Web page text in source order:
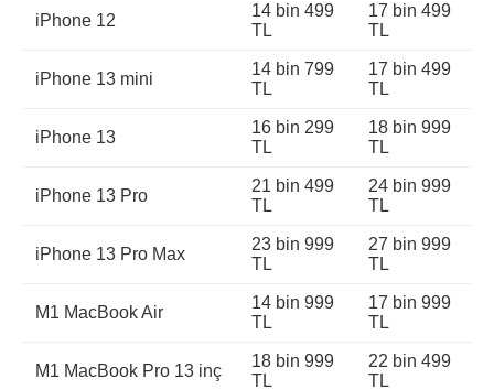
iPhone 12
14 bin 499
TL
17 bin 499
TL
iPhone 13 mini
14 bin 799
TL
17 bin 499
TL
iPhone 13
16 bin 299
TL
18 bin 999
TL
iPhone 13 Pro
21 bin 499
TL
24 bin 999
TL
iPhone 13 Pro Max
23 bin 999
TL
27 bin 999
TL
M1 MacBook Air
14 bin 999
TL
17 bin 999
TL
M1 MacBook Pro 13 inç
18 bin 999
TL
22 bin 499
TL